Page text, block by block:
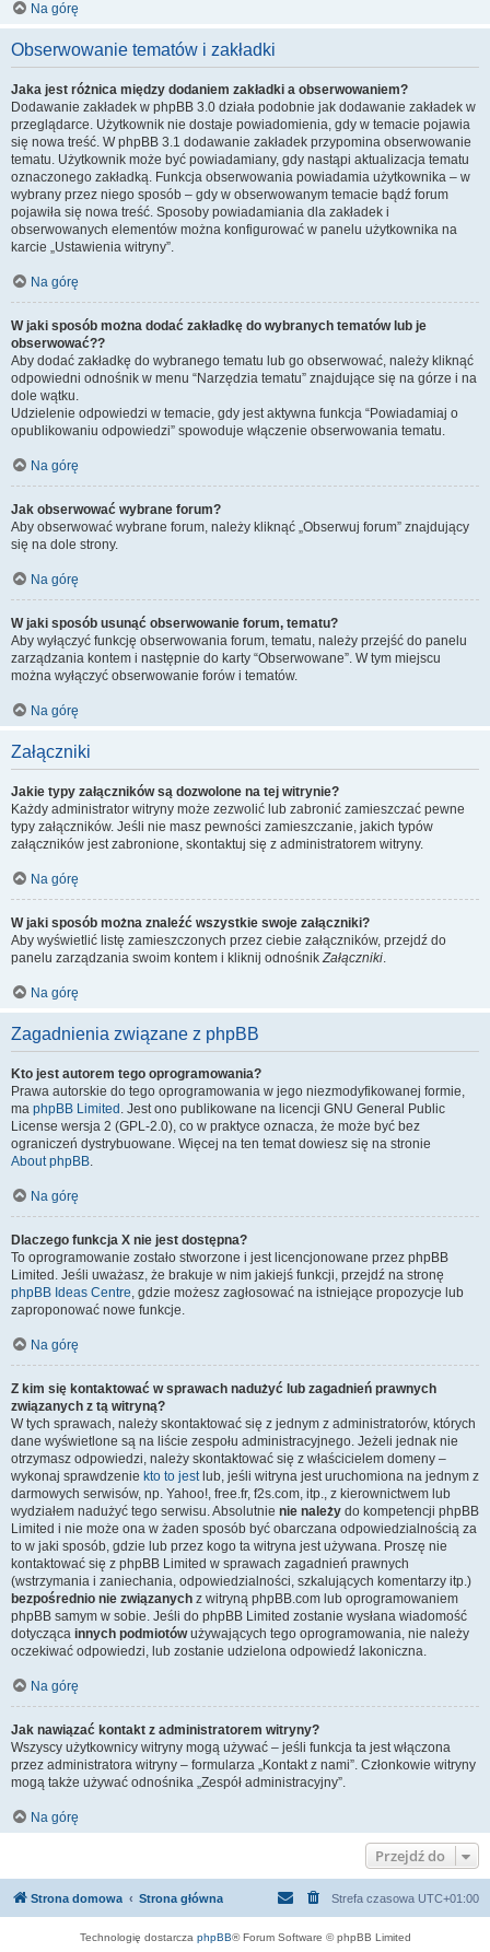
Na górę
Obserwowanie tematów i zakładki
Jaka jest różnica między dodaniem zakładki a obserwowaniem?
Dodawanie zakładek w phpBB 3.0 działa podobnie jak dodawanie zakładek w
przeglądarce. Użytkownik nie dostaje powiadomienia, gdy w temacie pojawia
się nowa treść. W phpBB 3.1 dodawanie zakładek przypomina obserwowanie
tematu. Użytkownik może być powiadamiany, gdy nastąpi aktualizacja tematu
oznaczonego zakładką. Funkcja obserwowania powiadamia użytkownika – w
wybrany przez niego sposób – gdy w obserwowanym temacie bądź forum
pojawiła się nowa treść. Sposoby powiadamiania dla zakładek i
obserwowanych elementów można konfigurować w panelu użytkownika na
karcie „Ustawienia witryny”.
Na górę
W jaki sposób można dodać zakładkę do wybranych tematów lub je
obserwować??
Aby dodać zakładkę do wybranego tematu lub go obserwować, należy kliknąć
odpowiedni odnośnik w menu “Narzędzia tematu” znajdujące się na górze i na
dole wątku.
Udzielenie odpowiedzi w temacie, gdy jest aktywna funkcja “Powiadamiaj o
opublikowaniu odpowiedzi” spowoduje włączenie obserwowania tematu.
Na górę
Jak obserwować wybrane forum?
Aby obserwować wybrane forum, należy kliknąć „Obserwuj forum” znajdujący
się na dole strony.
Na górę
W jaki sposób usunąć obserwowanie forum, tematu?
Aby wyłączyć funkcję obserwowania forum, tematu, należy przejść do panelu
zarządzania kontem i następnie do karty “Obserwowane”. W tym miejscu
można wyłączyć obserwowanie forów i tematów.
Na górę
Załączniki
Jakie typy załączników są dozwolone na tej witrynie?
Każdy administrator witryny może zezwolić lub zabronić zamieszczać pewne
typy załączników. Jeśli nie masz pewności zamieszczanie, jakich typów
załączników jest zabronione, skontaktuj się z administratorem witryny.
Na górę
W jaki sposób można znaleźć wszystkie swoje załączniki?
Aby wyświetlić listę zamieszczonych przez ciebie załączników, przejdź do
panelu zarządzania swoim kontem i kliknij odnośnikZałączniki.
Na górę
Zagadnienia związane z phpBB
Kto jest autorem tego oprogramowania?
Prawa autorskie do tego oprogramowania w jego niezmodyfikowanej formie,
ma phpBB Limited . Jest ono publikowane na licencji GNU General Public
License wersja 2 (GPL-2.0), co w praktyce oznacza, że może być bez
ograniczeń dystrybuowane. Więcej na ten temat dowiesz się na stronie
About phpBB.
Na górę
Dlaczego funkcja X nie jest dostępna?
To oprogramowanie zostało stworzone i jest licencjonowane przez phpBB
Limited. Jeśli uważasz, że brakuje w nim jakiejś funkcji, przejdź na stronę
phpBB Ideas Centre, gdzie możesz zagłosować na istniejące propozycje lub
zaproponować nowe funkcje.
Na górę
Z kim się kontaktować w sprawach nadużyć lub zagadnień prawnych
związanych z tą witryną?
W tych sprawach, należy skontaktować się z jednym z administratorów, których
dane wyświetlone są na liście zespołu administracyjnego. Jeżeli jednak nie
otrzymasz odpowiedzi, należy skontaktować się z właścicielem domeny –
wykonaj sprawdzenie kto to jestlub, jeśli witryna jest uruchomiona na jednym z
darmowych serwisów, np. Yahoo!, free.fr, f2s.com, itp., z kierownictwem lub
wydziałem nadużyć tego serwisu. Absolutnie nie należy do kompetencji phpBB
Limited i nie może ona w żaden sposób być obarczana odpowiedzialnością za
to w jaki sposób, gdzie lub przez kogo ta witryna jest używana. Proszę nie
kontaktować się z phpBB Limited w sprawach zagadnień prawnych
(wstrzymania i zaniechania, odpowiedzialności, szkalujących komentarzy itp.)
bezpośrednio nie związanych z witryną phpBB.com lub oprogramowaniem
phpBB samym w sobie. Jeśli do phpBB Limited zostanie wysłana wiadomość
dotycząca innych podmiotówużywających tego oprogramowania, nie należy
oczekiwać odpowiedzi, lub zostanie udzielona odpowiedź lakoniczna.
Na górę
Jak nawiązać kontakt z administratorem witryny?
Wszyscy użytkownicy witryny mogą używać – jeśli funkcja ta jest włączona
przez administratora witryny – formularza „Kontakt z nami”. Członkowie witryny
mogą także używać odnośnika „Zespół administracyjny”.
Na górę
Przejdź do
Strona domowa Strona główna Strefa czasowa UTC+01:00
Technologię dostarcza phpBB® Forum Software © phpBB Limited